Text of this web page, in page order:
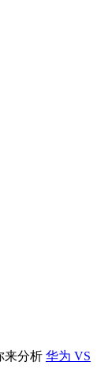
华为 VS